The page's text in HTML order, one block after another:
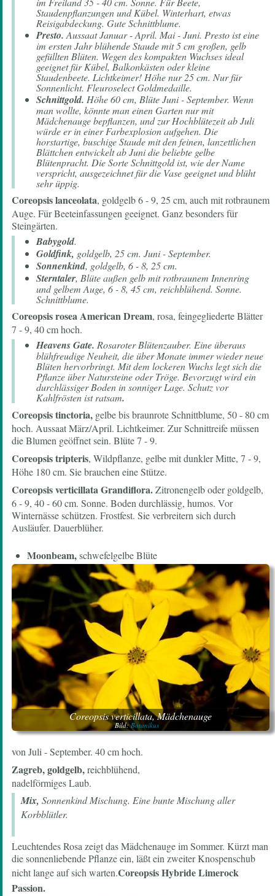
Staudenpflanzungen und Kübel. Winterhart, etwas
Reisigabdeckung. Gute Schnittblume.
Presto. Aussaat Januar - April. Mai - Juni. Presto ist eine
im ersten Jahr blühende Staude mit 5 cm großen, gelb
gefüllten Blüten. Wegen des kompakten Wuchses ideal
geeignet für Kübel, Balkonkästen oder kleine
Staudenbeete. Lichtkeimer! Höhe nur 25 cm. Nur für
Sonnenlicht. Fleuroselect Goldmedaille.
Schnittgold. Höhe 60 cm, Blüte Juni - September. Wenn
man wollte, könnte man einen Garten nur mit
Mädchenauge bepflanzen, und zur Hochblütezeit ab Juli
würde er in einer Farbexplosion aufgehen. Die
horstartige, buschige Staude mit den feinen, lanzettlichen
Blättchen entwickelt ab Juni die beliebte gelbe
Blütenpracht. Die Sorte Schnittgold ist, wie der Name
verspricht, ausgezeichnet für die Vase geeignet und blüht
sehr üppig.
Coreopsis lanceolata, goldgelb 6 - 9, 25 cm, auch mit rotbraunem
Auge. Für Beeteinfassungen geeignet. Ganz besonders für
Steingärten.
Babygold.
Goldfink, goldgelb, 25 cm. Juni - September.
Sonnenkind, goldgelb, 6 - 8, 25 cm.
Sterntaler, Blüte außen gelb mit rotbraunem Innenring
und gelbem Auge, 6 - 8, 45 cm, reichblühend. Sonne.
Schnittblume.
Coreopsis rosea American Dream, rosa, feingegliederte Blätter
7 - 9, 40 cm hoch.
Heavens Gate. Rosaroter Blütenzauber. Eine überaus
blühfreudige Neuheit, die über Monate immer wieder neue
Blüten hervorbringt. Mit dem lockeren Wuchs legt sich die
Pflanze über Natursteine oder Tröge. Bevorzugt wird ein
durchlässiger Boden in sonniger Lage. Schutz vor
Kahlfrösten ist ratsam.
Coreopsis tinctoria, gelbe bis braunrote Schnittblume, 50 - 80 cm
hoch. Aussaat März/April. Lichtkeimer. Zur Schnittreife müssen
die Blumen geöffnet sein. Blüte 7 - 9.
Coreopsis tripteris, Wildpflanze, gelbe mit dunkler Mitte, 7 - 9,
Höhe 180 cm. Sie brauchen eine Stütze.
Coreopsis verticillata Grandiflora.Zitronengelb oder goldgelb,
6 - 9, 40 - 60 cm. Sonne. Boden durchlässig, humos. Vor
Winternässe schützen. Frostfest. Sie verbreitern sich durch
Ausläufer. Dauerblüher.
Moonbeam,schwefelgelbe Blüte
Coreopsis verticillata, Mädchenauge
Bild:Botanikus
von Juli - September. 40 cm hoch.
Zagreb, goldgelb,reichblühend,
nadelförmiges Laub.
Mix, Sonnenkind Mischung. Eine bunte Mischung aller
Korbblütler.
Leuchtendes Rosa zeigt das Mädchenauge im Sommer. Kürzt man
die sonnenliebende Pflanze ein, läßt ein zweiter Knospenschub
nicht lange auf sich warten.Coreopsis Hybride Limerock
Passion.